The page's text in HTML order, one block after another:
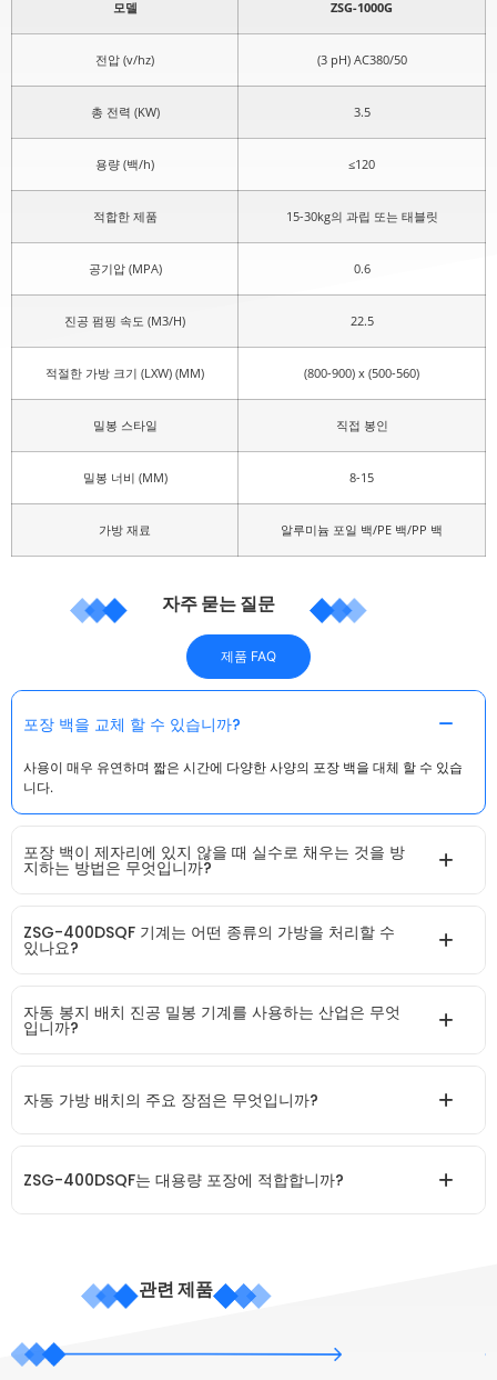
모델 ZSG-1000G
전압 (v/hz) (3 pH) AC380/50
총 전력 (KW) 3.5
용량 (백/h) ≤120
적합한 제품 15-30kg의 과립 또는 태블릿
공기압 (MPA) 0.6
진공 펌핑 속도 (M3/H) 22.5
적절한 가방 크기 (LXW) (MM) (800-900) x (500-560)
밀봉 스타일 직접 봉인
밀봉 너비 (MM) 8-15
가방 재료 알루미늄 포일 백/PE 백/PP 백
자주 묻는 질문
제품 FAQ
포장 백을 교체 할 수 있습니까?
사용이 매우 유연하며 짧은 시간에 다양한 사양의 포장 백을 대체 할 수 있습
니다.
포장 백이 제자리에 있지 않을 때 실수로 채우는 것을 방
지하는 방법은 무엇입니까?
ZSG-400DSQF 기계는 어떤 종류의 가방을 처리할 수
있나요?
자동 봉지 배치 진공 밀봉 기계를 사용하는 산업은 무엇
입니까?
자동 가방 배치의 주요 장점은 무엇입니까?
ZSG-400DSQF는 대용량 포장에 적합합니까?
관련 제품